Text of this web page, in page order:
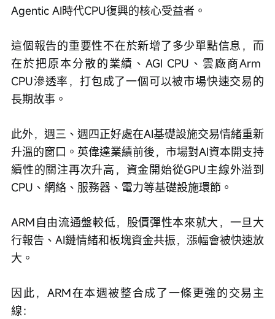
Agentic AI時代CPU復興的核心受益者。
這個報告的重要性不在於新增了多少單點信息，而
在於把原本分散的業績、AGI CPU、雲廠商Arm
CPU滲透率，打包成了一個可以被市場快速交易的
長期故事。
此外，週三、週四正好處在AI基礎設施交易情緒重新
升溫的窗口。英偉達業績前後，市場對AI資本開支持
續性的關注再次升高，資金開始從GPU主線外溢到
CPU、網絡、服務器、電力等基礎設施環節。
ARM自由流通盤較低，股價彈性本來就大，一旦大
行報告、AI鏈情緒和板塊資金共振，漲幅會被快速放
大。
因此，ARM在本週被整合成了一條更強的交易主
線：